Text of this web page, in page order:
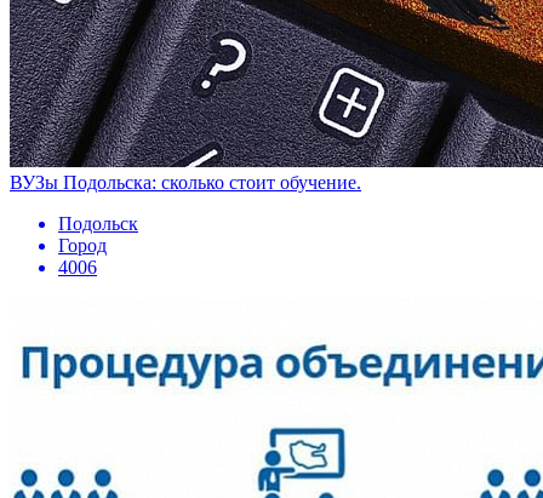
ВУЗы Подольска: сколько стоит обучение.
Подольск
Город
4006